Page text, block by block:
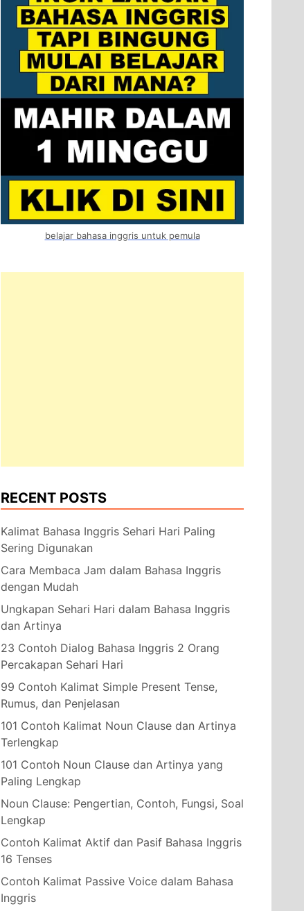
belajar bahasa inggris untuk pemula
RECENT POSTS
Kalimat Bahasa Inggris Sehari Hari Paling
Sering Digunakan
Cara Membaca Jam dalam Bahasa Inggris
dengan Mudah
Ungkapan Sehari Hari dalam Bahasa Inggris
dan Artinya
23 Contoh Dialog Bahasa Inggris 2 Orang
Percakapan Sehari Hari
99 Contoh Kalimat Simple Present Tense,
Rumus, dan Penjelasan
101 Contoh Kalimat Noun Clause dan Artinya
Terlengkap
101 Contoh Noun Clause dan Artinya yang
Paling Lengkap
Noun Clause: Pengertian, Contoh, Fungsi, Soal
Lengkap
Contoh Kalimat Aktif dan Pasif Bahasa Inggris
16 Tenses
Contoh Kalimat Passive Voice dalam Bahasa
Inggris